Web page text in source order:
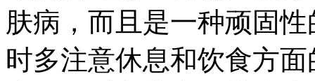
肤病，而且是一种顽固
时多注意休息和饮食方